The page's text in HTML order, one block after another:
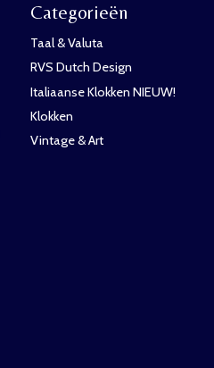
Categorieën
Taal & Valuta
RVS Dutch Design
Italiaanse Klokken NIEUW!
Klokken
Vintage & Art